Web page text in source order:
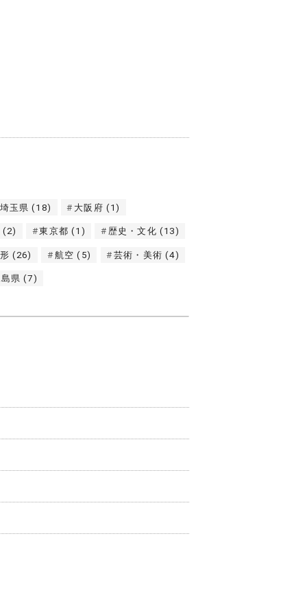
埼玉県 (18) 大阪府 (1)
(2) 東京都 (1) 歴史・文化 (13)
(26) 航空 (5) 芸術・美術 (4)
県 (7)